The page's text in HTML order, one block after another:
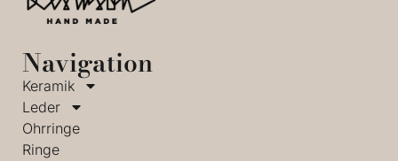
Navigation
Keramik
Leder
Ohrringe
Ringe